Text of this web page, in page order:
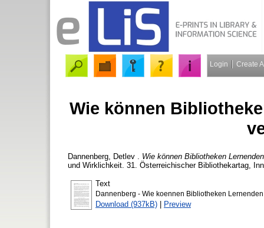
Login Create
Wie können
Dannenberg, Detlev
Wie können Bibliotheken
und Wirklichkeit. 31. Österreichischer Bibliothekartag,
Text
Dannenberg - Wie koennen Bibliotheken
Download (937kB) | Preview